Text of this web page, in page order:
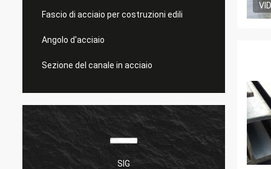
Fascio di acciaio per costruzioni edili
Angolo d'acciaio
Sezione del canale in acciaio
SIG